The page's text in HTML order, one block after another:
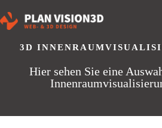
3D
Hier sehen Sie eine